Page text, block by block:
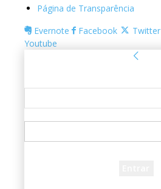
Página de Transparência
Evernote
Facebook Twitter
Youtube